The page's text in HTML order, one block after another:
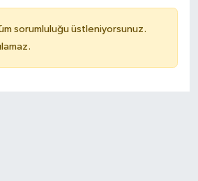
sorumluluğu üstleniyorsunuz.